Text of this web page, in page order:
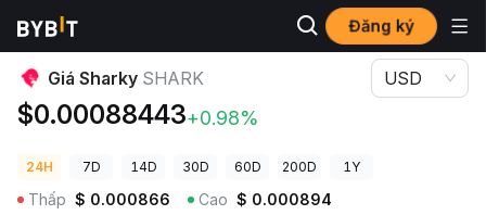
Đăng ký
Giá Tiền Điện Tử
Giá Sharky SHARK
$0.00088443+0.98%
USD
24H 7D 14D 30D 60D 200D 1Y
Thấp $ 0.000866 Cao $ 0.000894